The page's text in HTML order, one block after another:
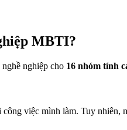
MBTI?
nghiệp cho 16 nhóm tính
việc mình làm. Tuy